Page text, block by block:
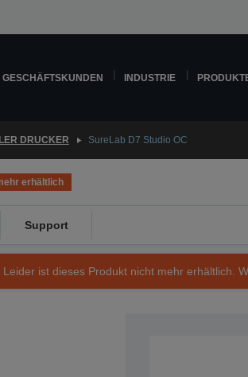
GESCHÄFTSKUNDEN INDUSTRIE
DRUCKER SureLab D7 Studio OC
erhältlich
Support
ist dieses Produkt nicht mehr erhältlich.